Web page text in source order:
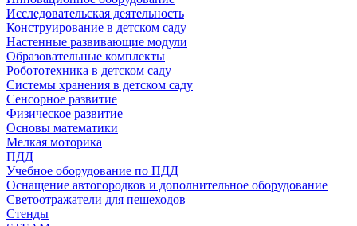
Исследовательская деятельность
Конструирование в детском саду
Настенные развивающие модули
Образовательные комплекты
Робототехника в детском саду
Системы хранения в детском саду
Сенсорное развитие
Физическое развитие
Основы математики
Мелкая моторика
ПДД
Учебное оборудование по ПДД
Оснащение автогородков и дополнительное оборудование
Светоотражатели для пешеходов
Стенды